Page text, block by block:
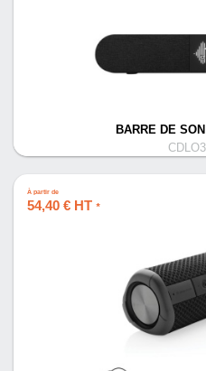
BARRE DE
À partir de
54,40 € HT *